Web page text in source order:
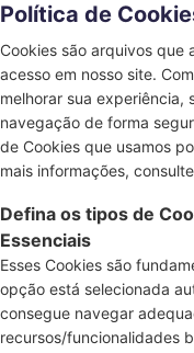
Política de
Cookies são arquivos que
acesso em nosso site.
melhorar sua experiência,
navegação de forma
de Cookies que usamos
mais informações,
Defina os tipos de
Essenciais
Esses Cookies são
opção está selecionada
consegue navegar
recursos/funcionalidades